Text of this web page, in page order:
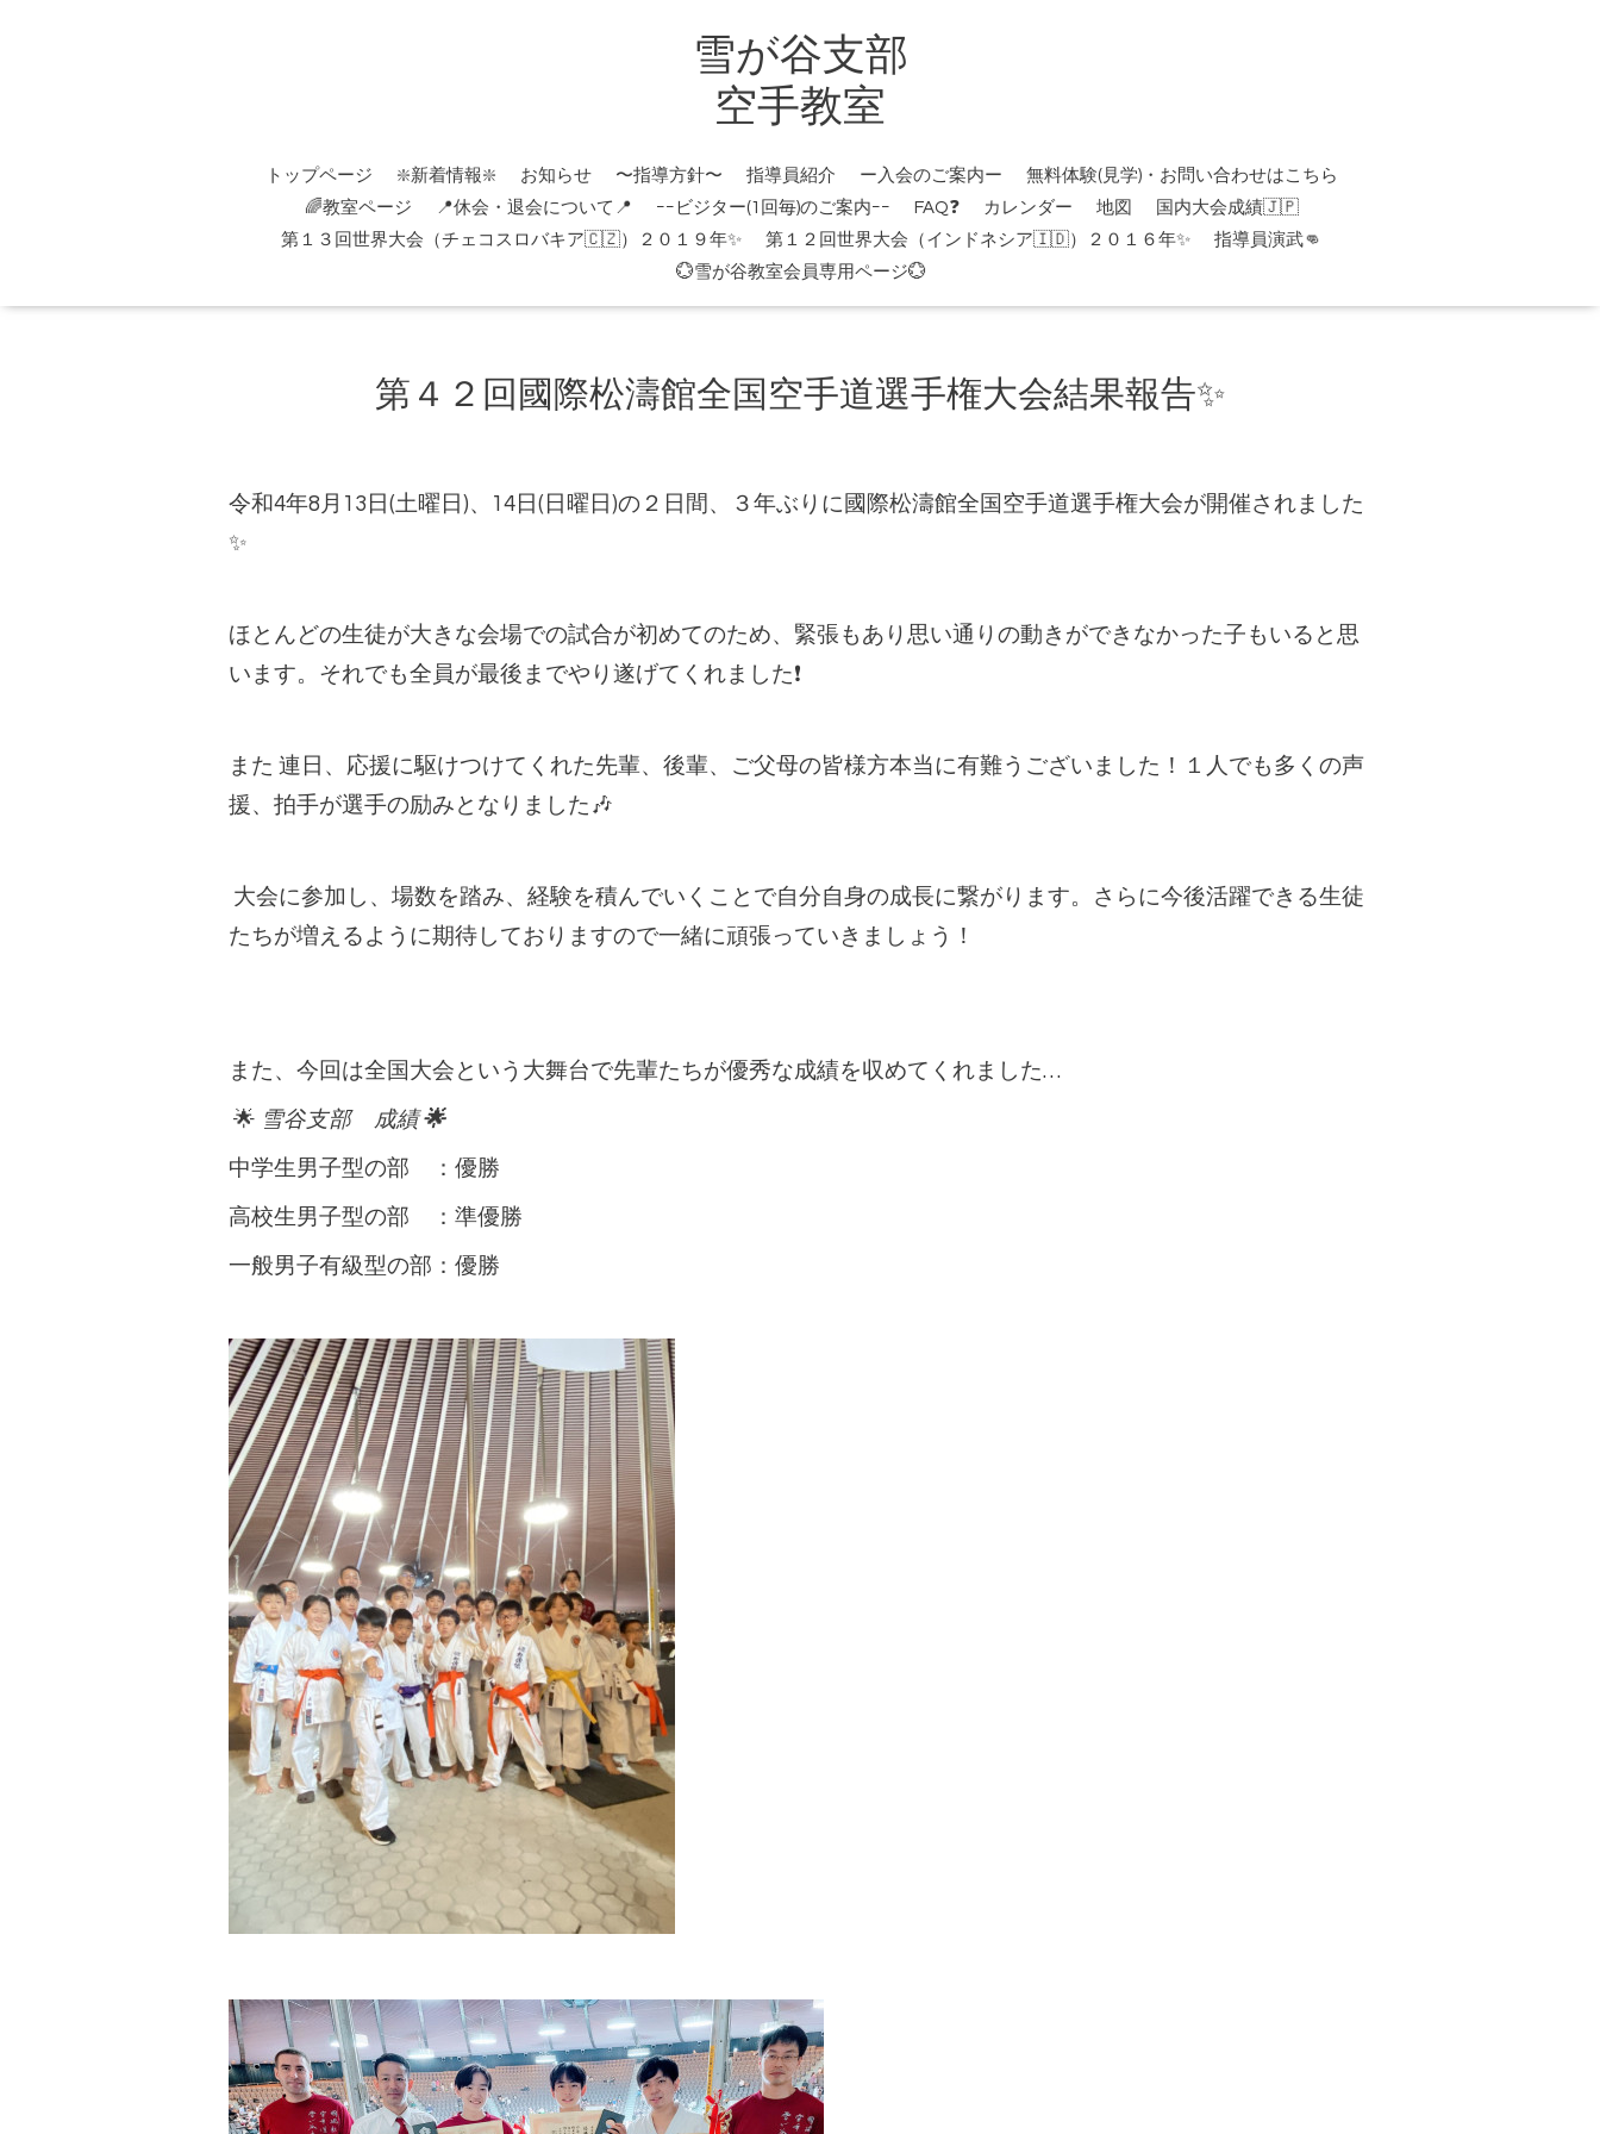
雪が谷支部
空手教室
トップページ ❇️新着情報❇️ お知らせ 〜指導方針〜 指導員紹介 ー入会のご案内ー
無料体験(見学)・お問い合わせはこちら
🌈教室ページ
📍休会・退会について📍 ｰｰビジター(1回毎)のご案内ｰｰ FAQ❓ カレンダー 地図
国内大会成績🇯🇵
第１３回世界大会（チェコスロバキア🇨🇿）２０１９年✨
第１２回世界大会（インドネシア🇮🇩）２０１６年✨
指導員演武👊
💮雪が谷教室会員専用ページ💮
第４２回國際松濤館全国空手道選手権大会結果報告✨️
令和4年8月13日(土曜日)、14日(日曜日)の２日間、３年ぶりに國際松濤館全国空手道選手権大会が開催されました
✨️
ほとんどの生徒が大きな会場での試合が初めてのため、緊張もあり思い通りの動きができなかった子もいると思
います。それでも全員が最後までやり遂げてくれました❗
また 連日、応援に駆けつけてくれた先輩、後輩、ご父母の皆様方本当に有難うございました！１人でも多くの声
援、拍手が選手の励みとなりました🎶
大会に参加し、場数を踏み、経験を積んでいくことで自分自身の成長に繋がります。さらに今後活躍できる生徒
たちが増えるように期待しておりますので一緒に頑張っていきましょう！
また、今回は全国大会という大舞台で先輩たちが優秀な成績を収めてくれました…
🌟 雪谷支部 成績 🌟
中学生男子型の部 ：優勝
高校生男子型の部 ：準優勝
一般男子有級型の部：優勝